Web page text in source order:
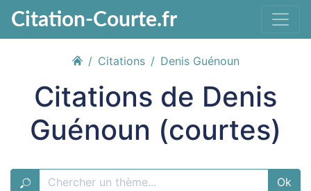
Citation-Courte.fr
Citations Denis Guénoun
Citations de Denis
Guénoun (courtes)
Ok